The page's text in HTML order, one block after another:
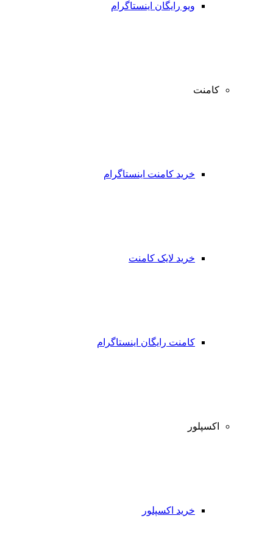
ویو رایگان اینستاگرام
کامنت
خرید کامنت اینستاگرام
خرید لایک کامنت
کامنت رایگان اینستاگرام
اکسپلور
خرید اکسپلور